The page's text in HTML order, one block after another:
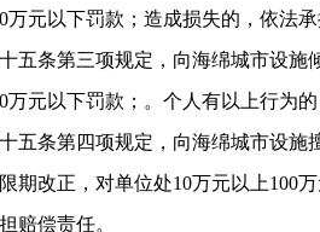
万元以下罚款；造成损失的，依法
五条第三项规定，向海绵城市设
万元以下罚款；。个人有以上行为
五条第四项规定，向海绵城市设
期改正，对单位处10万元以上100
赔偿责任。